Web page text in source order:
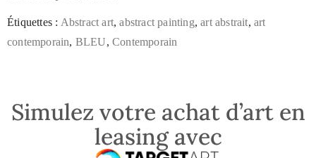
Étiquettes : Abstract art,abstract painting,art abstrait,art
contemporain, BLEU,Contemporain
Simulez votre achat d’art en
leasing avec